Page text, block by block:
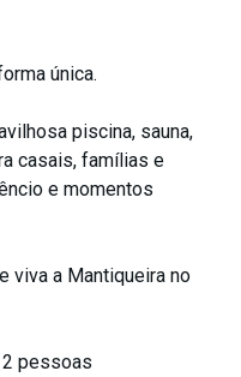
única.
piscina, sauna,
casais, famílias e
e momentos
viva a Mantiqueira no
pessoas